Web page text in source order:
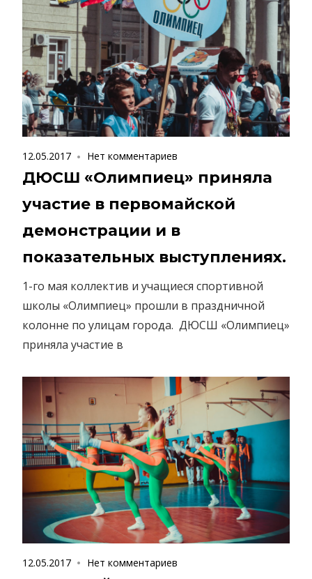
12.05.2017 Нет комментариев
ДЮСШ «Олимпиец» приняла
участие в первомайской
демонстрации и в
показательных выступлениях.
1-го мая коллектив и учащиеся спортивной
школы «Олимпиец» прошли в праздничной
колонне по улицам города. ДЮСШ «Олимпиец»
приняла участие в
12.05.2017 Нет комментариев